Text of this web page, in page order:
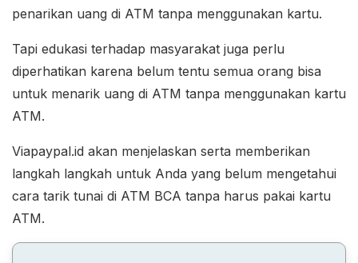
penarikan uang di ATM tanpa menggunakan kartu.
Tapi edukasi terhadap masyarakat juga perlu
diperhatikan karena belum tentu semua orang bisa
untuk menarik uang di ATM tanpa menggunakan kartu
ATM.
Viapaypal.id akan menjelaskan serta memberikan
langkah langkah untuk Anda yang belum mengetahui
cara tarik tunai di ATM BCA tanpa harus pakai kartu
ATM.